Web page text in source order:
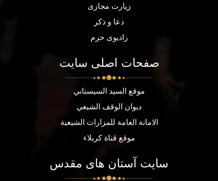
زیارت مجازی
دعا و ذکر
رادیوی حرم
صفحات اصلی سایت
موقع السيد السيستاني
ديوان الوقف الشيعي
الامانة العامة للمزارات الشيعية
موقع قناة كربلاء
سایت آستان های مقدس